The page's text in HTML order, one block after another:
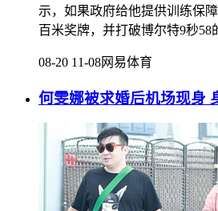
示，如果政府给他提供训练保
百米奖牌，并打破博尔特9秒58
08-20 11-08网易体育
何雯娜被求婚后机场现身